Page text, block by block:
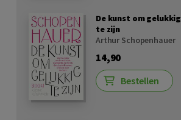
De kunst om gelukkig
te zijn
Arthur Schopenhauer
14,90
Bestellen